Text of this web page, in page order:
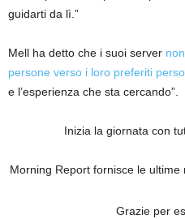
guidarti da lì.”
Mell ha detto che i suoi server
persone verso i loro preferiti
e l’esperienza che sta cercando”.
Inizia la giornata con
Morning Report fornisce le ultime
Grazie per